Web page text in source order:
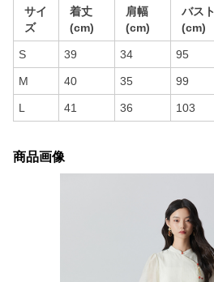
サイ
ズ
着丈
(cm)
肩幅
(cm)
バスト
(cm)
S 39 34 95
M 40 35 99
L 41 36 103
商品画像